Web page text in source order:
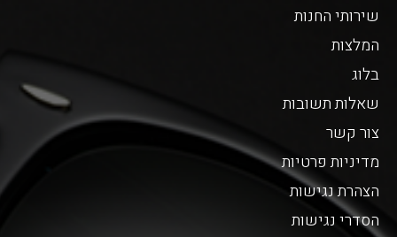
שירותי החנות
המלצות
בלוג
שאלות תשובות
צור קשר
מדיניות פרטיות
הצהרת נגישות
הסדרי נגישות